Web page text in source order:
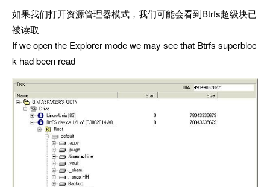
如果我们打开资源管理器模式，我们可能会看到Btrfs超级块已
被读取
If we open the Explorer mode we may see that Btrfs superbloc
k had been read